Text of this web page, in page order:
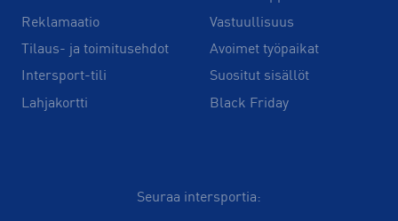
Reklamaatio
Tilaus- ja toimitusehdot
Intersport-tili
Lahjakortti
Vastuullisuus
Avoimet työpaikat
Suositut sisällöt
Black Friday
Seuraa intersportia: